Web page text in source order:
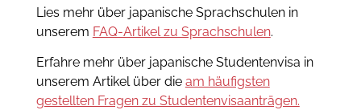
Lies mehr über japanische Sprachschulen in
unserem FAQ-Artikel zu Sprachschulen.
Erfahre mehr über japanische Studentenvisa in
unserem Artikel über die am häufigsten
gestellten Fragen zu Studentenvisaanträgen.